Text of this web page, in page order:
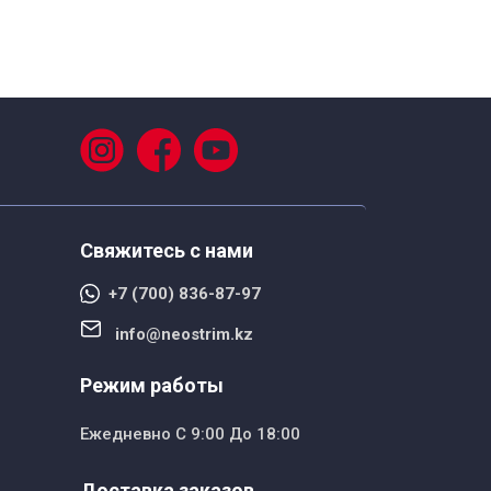
Свяжитесь с нами
+7 (700) 836-87-97
info@neostrim.kz
Режим работы
Ежедневно С 9:00 До 18:00